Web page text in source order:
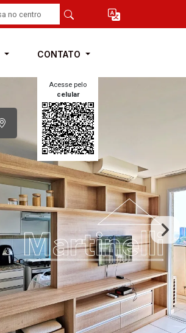
CONTATO
Acesse pelo
celular